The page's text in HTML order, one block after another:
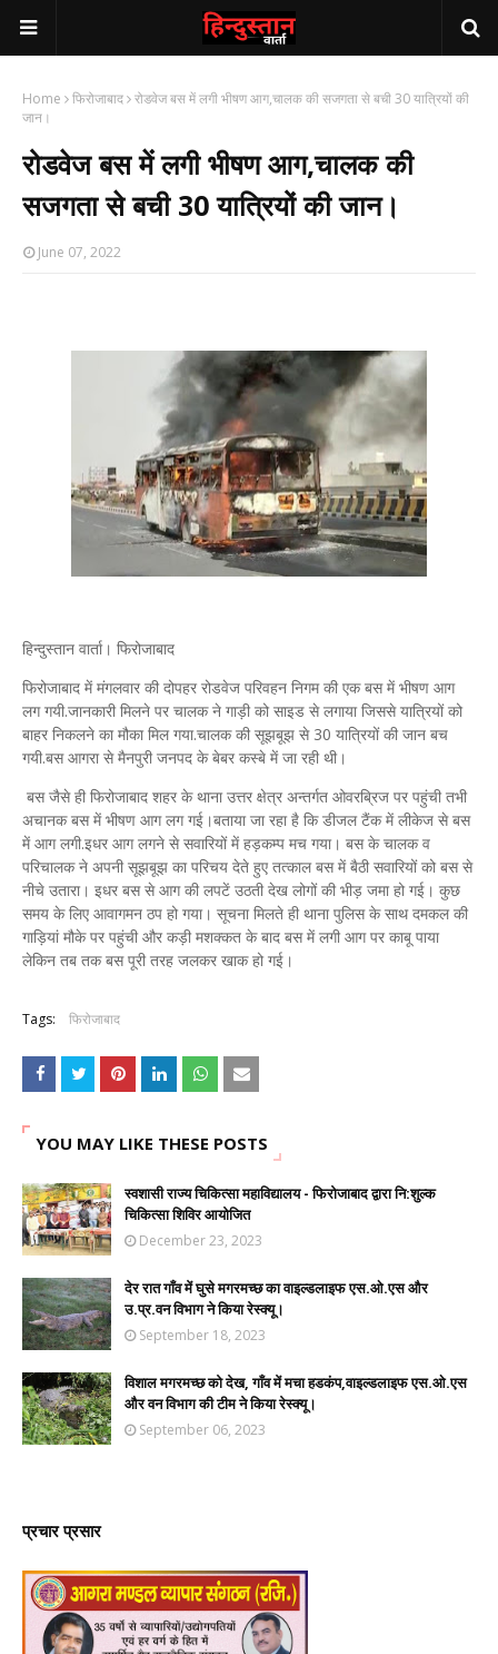
Home फिरोजाबाद रोडवेज बस में लगी भीषण आग,चालक की सजगता से बची 30 यात्रियों की
जान।
रोडवेज बस में लगी भीषण आग,चालक की
सजगता से बची 30 यात्रियों की जान।
June 07, 2022
हिन्दुस्तान वार्ता। फिरोजाबाद
फिरोजाबाद में मंगलवार की दोपहर रोडवेज परिवहन निगम की एक बस में भीषण आग
लग गयी.जानकारी मिलने पर चालक ने गाड़ी को साइड से लगाया जिससे यात्रियों को
बाहर निकलने का मौका मिल गया.चालक की सूझबूझ से 30 यात्रियों की जान बच
गयी.बस आगरा से मैनपुरी जनपद के बेबर कस्बे में जा रही थी।
बस जैसे ही फिरोजाबाद शहर के थाना उत्तर क्षेत्र अन्तर्गत ओवरब्रिज पर पहुंची तभी
अचानक बस में भीषण आग लग गई।बताया जा रहा है कि डीजल टैंक में लीकेज से बस
में आग लगी.इधर आग लगने से सवारियों में हड़कम्प मच गया। बस के चालक व
परिचालक ने अपनी सूझबूझ का परिचय देते हुए तत्काल बस में बैठी सवारियों को बस से
नीचे उतारा। इधर बस से आग की लपटें उठती देख लोगों की भीड़ जमा हो गई। कुछ
समय के लिए आवागमन ठप हो गया। सूचना मिलते ही थाना पुलिस के साथ दमकल की
गाड़ियां मौके पर पहुंची और कड़ी मशक्कत के बाद बस में लगी आग पर काबू पाया
लेकिन तब तक बस पूरी तरह जलकर खाक हो गई।
Tags: फिरोजाबाद
YOU MAY LIKE THESE POSTS
स्वशासी राज्य चिकित्सा महाविद्यालय - फिरोजाबाद द्वारा नि:शुल्क
चिकित्सा शिविर आयोजित
December 23, 2023
देर रात गाँव में घुसे मगरमच्छ का वाइल्डलाइफ एस.ओ.एस और
उ.प्र.वन विभाग ने किया रेस्क्यू।
September 18, 2023
विशाल मगरमच्छ को देख, गाँव में मचा हडकंप,वाइल्डलाइफ एस.ओ.एस
और वन विभाग की टीम ने किया रेस्क्यू।
September 06, 2023
प्रचार प्रसार